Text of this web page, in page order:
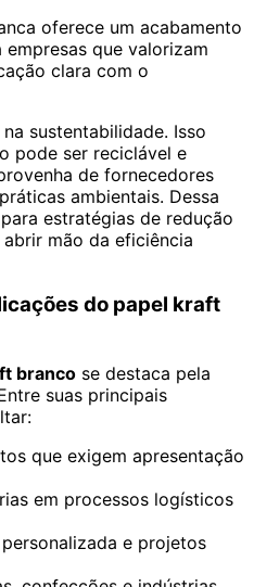
oferece um acabamento
que valorizam
clara com o
sustentabilidade. Isso
pode ser reciclável e
de fornecedores
ambientais. Dessa
estratégias de redução
mão da eficiência
do papel kraft
branco se destaca pela
suas principais
que exigem apresentação
em processos logísticos
e projetos